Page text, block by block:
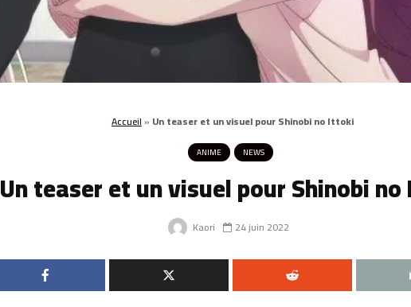
Accueil» Un teaser et un visuel pour Shinobi no Ittoki
ANIME NEWS
Un teaser et un visuel pour Shinobi
Kaori 24 juin 2022